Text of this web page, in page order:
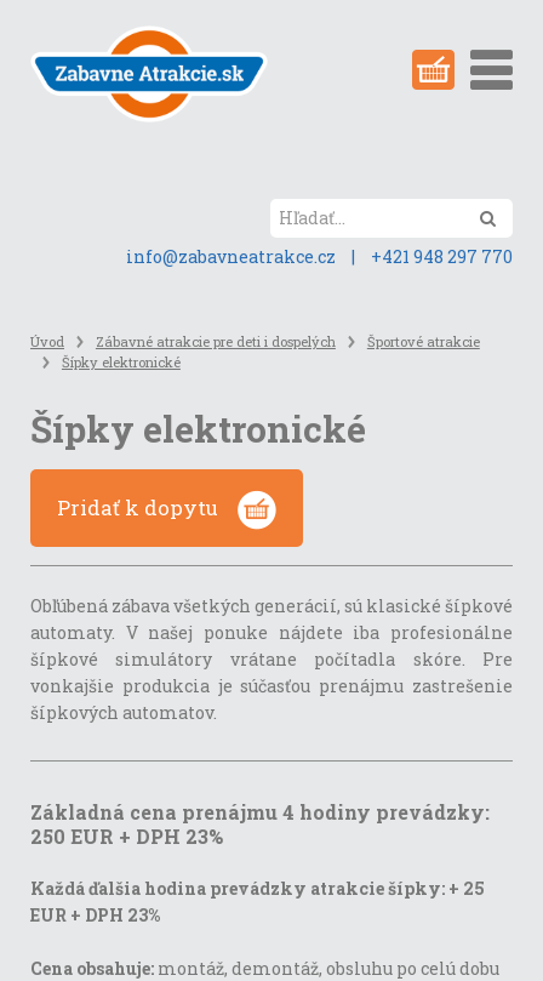
obsah
stránky
info@zabavneatrakce.cz
| +421 948 297 770
Úvod Zábavné atrakcie pre deti i dospelých
Športové atrakcie
Šípky elektronické
Šípky elektronické
Pridať k dopytu
Obľúbená zábava všetkých generácií, sú klasické šípkové
automaty. V našej ponuke nájdete iba profesionálne
šípkové simulátory vrátane počítadla skóre. Pre
vonkajšie produkcia je súčasťou prenájmu zastrešenie
šípkových automatov.
Základná cena prenájmu 4 hodiny prevádzky:
250 EUR + DPH 23%
Každá ďalšia hodina prevádzky atrakcie šípky: + 25
EUR + DPH 23%
Cena obsahuje: montáž, demontáž, obsluhu po celú dobu